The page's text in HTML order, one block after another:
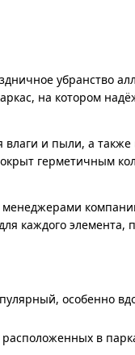
убранство
на котором
и пыли, а
герметичным
каждого элемента,
особенно
в